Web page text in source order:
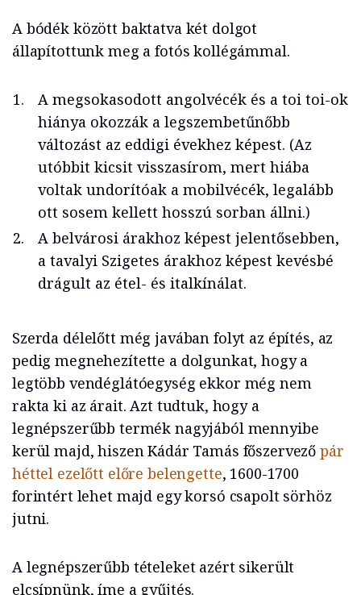
A bódék között baktatva két dolgot
állapítottunk meg a fotós kollégámmal.
A megsokasodott angolvécék és a toi toi-ok
hiánya okozzák a legszembetűnőbb
változást az eddigi évekhez képest. (Az
utóbbit kicsit visszasírom, mert hiába
voltak undorítóak a mobilvécék, legalább
ott sosem kellett hosszú sorban állni.)
A belvárosi árakhoz képest jelentősebben,
a tavalyi Szigetes árakhoz képest kevésbé
drágult az étel- és italkínálat.
Szerda délelőtt még javában folyt az építés, az
pedig megnehezítette a dolgunkat, hogy a
legtöbb vendéglátóegység ekkor még nem
rakta ki az árait. Azt tudtuk, hogy a
legnépszerűbb termék nagyjából mennyibe
kerül majd, hiszen Kádár Tamás főszervező pár
héttel ezelőtt előre belengette, 1600-1700
forintért lehet majd egy korsó csapolt sörhöz
jutni.
A legnépszerűbb tételeket azért sikerült
elcsípnünk, íme a gyűjtés.